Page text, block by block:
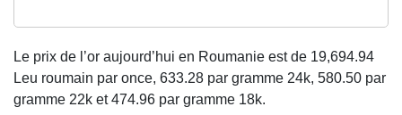
Le prix de l’or aujourd’hui en Roumanie est de 19,694.94
Leu roumain par once, 633.28 par gramme 24k, 580.50 par
gramme 22k et474.96 par gramme 18k.